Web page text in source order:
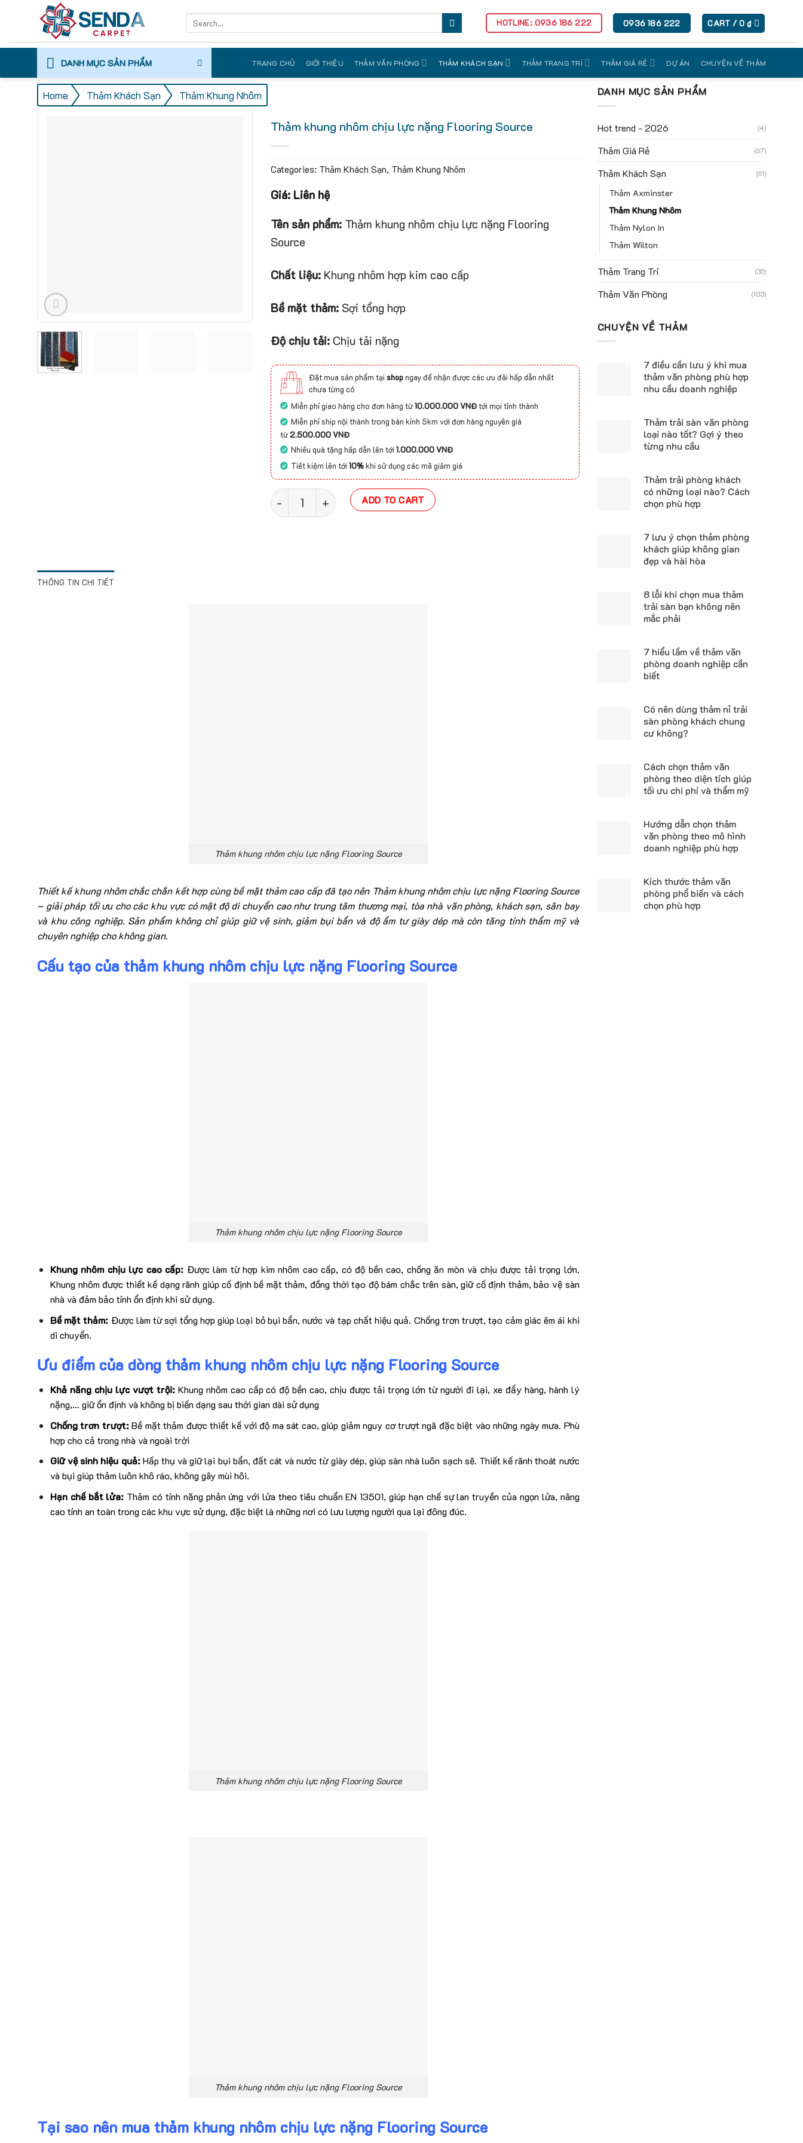
for:
HOTLINE: 0936 186 222 0936 186 222 CART /0 ₫
DANH MỤC SẢN PHẨM TRANG CHỦ GIỚI THIỆU THẢM VĂN PHÒNG THẢM KHÁCH SẠN THẢM TRANG TRÍ THẢM GIÁ RẺ DỰ ÁN CHUYỆN VỀ THẢM
Home / Thảm Khách Sạn / Thảm Khung Nhôm
Thảm khung nhôm chịu lực nặng Flooring Source
Categories: Thảm Khách Sạn, Thảm Khung Nhôm
Giá: Liên hệ
Tên sản phẩm: Thảm khung nhôm chịu lực nặng Flooring
Source
Chất liệu: Khung nhôm hợp kim cao cấp
Bề mặt thảm: Sợi tổng hợp
Độ chịu tải:Chịu tải nặng
Đặt mua sản phẩm tại shopngay để nhận được các ưu đãi hấp dẫn nhất
chưa từng có
Miễn phí giao hàng cho đơn hàng từ10.000.000 VNĐtới mọi tỉnh thành
Miễn phí ship nội thành trong bán kính 5km với đơn hàng nguyên giá
từ2.500.000 VNĐ
Nhiều quà tặng hấp dẫn lên tới 1.000.000 VNĐ
Tiết kiệm lên tới 10%khi sử dụng các mã giảm giá
Thảm khung nhôm chịu lực nặng Flooring Source quantity
ADD TO CART
THÔNG TIN CHI TIẾT
Thảm khung nhôm chịu lực nặng Flooring Source
Thiết kế khung nhôm chắc chắn kết hợp cùng bề mặt thảm cao cấp đã tạo nên Thảm khung nhôm chịu lực nặng Flooring Source
– giải pháp tối ưu cho các khu vực có mật độ di chuyển cao như trung tâm thương mại, tòa nhà văn phòng, khách sạn, sân bay
và khu công nghiệp. Sản phẩm không chỉ giúp giữ vệ sinh, giảm bụi bẩn và độ ẩm tư giày dép mà còn tăng tính thẩm mỹ và
chuyên nghiệp cho không gian.
Cấu tạo của thảm khung nhôm chịu lực nặng Flooring Source
Thảm khung nhôm chịu lực nặng Flooring Source
Khung nhôm chịu lực cao cấp: Được làm từ hợp kim nhôm cao cấp, có độ bền cao, chống ăn mòn và chịu được tải trọng lớn.
Khung nhôm được thiết kế dạng rãnh giúp cố định bề mặt thảm, đồng thời tạo độ bám chắc trên sàn, giữ cố định thảm, bảo vệ sàn
nhà và đảm bảo tính ổn định khi sử dụng.
Bề mặt thảm: Được làm từ sợi tổng hợp giúp loại bỏ bụi bẩn, nước và tạp chất hiệu quả. Chống trơn trượt, tạo cảm giác êm ái khi
di chuyển.
Ưu điểm của dòng thảm khung nhôm chịu lực nặng Flooring Source
Khả năng chịu lực vượt trội:Khung nhôm cao cấp có độ bền cao, chịu được tải trọng lớn từ người đi lại, xe đẩy hàng, hành lý
nặng,… giữ ổn định và không bị biến dạng sau thời gian dài sử dụng
Chống trơn trượt:Bề mặt thảm được thiết kế với độ ma sát cao, giúp giảm nguy cơ trượt ngã đặc biệt vào những ngày mưa. Phù
hợp cho cả trong nhà và ngoài trời
Giữ vệ sinh hiệu quả:Hấp thụ và giữ lại bụi bẩn, đất cát và nước từ giày dép, giúp sàn nhà luôn sạch sẽ. Thiết kế rãnh thoát nước
và bụi giúp thảm luôn khô ráo, không gây mùi hôi.
Hạn chế bắt lửa: Thảm có tính năng phản ứng với lửa theo tiêu chuẩn EN 13501, giúp hạn chế sự lan truyền của ngọn lửa, nâng
cao tính an toàn trong các khu vực sử dụng, đặc biệt là những nơi có lưu lượng người qua lại đông đúc.
Thảm khung nhôm chịu lực nặng Flooring Source
Thảm khung nhôm chịu lực nặng Flooring Source
Tại sao nên mua thảm khung nhôm chịu lực nặng Flooring Source
DANH MỤC SẢN PHẨM
Hot trend - 2026 (4)
Thảm Giá Rẻ (67)
Thảm Khách Sạn (61)
Thảm Axminster
Thảm Khung Nhôm
Thảm Nylon In
Thảm Wilton
Thảm Trang Trí (35)
Thảm Văn Phòng (103)
CHUYỆN VỀ THẢM
7 điều cần lưu ý khi mua
thảm văn phòng phù hợp
nhu cầu doanh nghiệp
Thảm trải sàn văn phòng
loại nào tốt? Gợi ý theo
từng nhu cầu
Thảm trải phòng khách
có những loại nào? Cách
chọn phù hợp
7 lưu ý chọn thảm phòng
khách giúp không gian
đẹp và hài hòa
8 lỗi khi chọn mua thảm
trải sàn bạn không nên
mắc phải
7 hiểu lầm về thảm văn
phòng doanh nghiệp cần
biết
Có nên dùng thảm nỉ trải
sàn phòng khách chung
cư không?
Cách chọn thảm văn
phòng theo diện tích giúp
tối ưu chi phí và thẩm mỹ
Hướng dẫn chọn thảm
văn phòng theo mô hình
doanh nghiệp phù hợp
Kích thước thảm văn
phòng phổ biến và cách
chọn phù hợp